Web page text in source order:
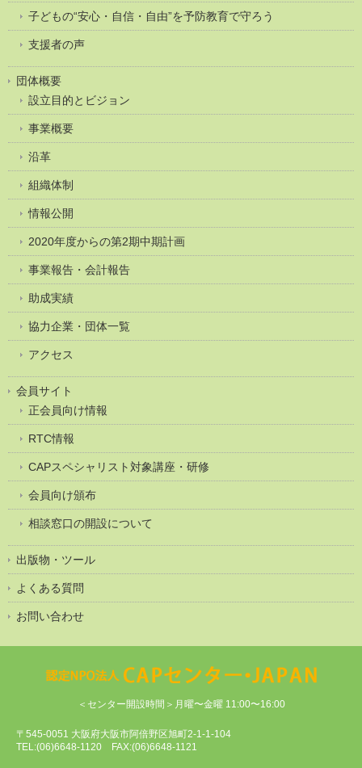
子どもの“安心・自信・自由”を予防教育で守ろう
支援者の声
団体概要
設立目的とビジョン
事業概要
沿革
組織体制
情報公開
2020年度からの第2期中期計画
事業報告・会計報告
助成実績
協力企業・団体一覧
アクセス
会員サイト
正会員向け情報
RTC情報
CAPスペシャリスト対象講座・研修
会員向け頒布
相談窓口の開設について
出版物・ツール
よくある質問
お問い合わせ
＜センター開設時間＞月曜〜金曜 11:00〜16:00
〒545-0051 大阪府大阪市阿倍野区旭町2-1-1-104
TEL:(06)6648-1120 FAX:(06)6648-1121